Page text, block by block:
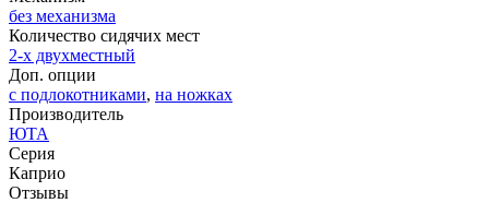
без механизма
Количество сидячих мест
2-x двухместный
Доп. опции
с подлокотниками, на ножках
Производитель
ЮТА
Серия
Каприо
Отзывы